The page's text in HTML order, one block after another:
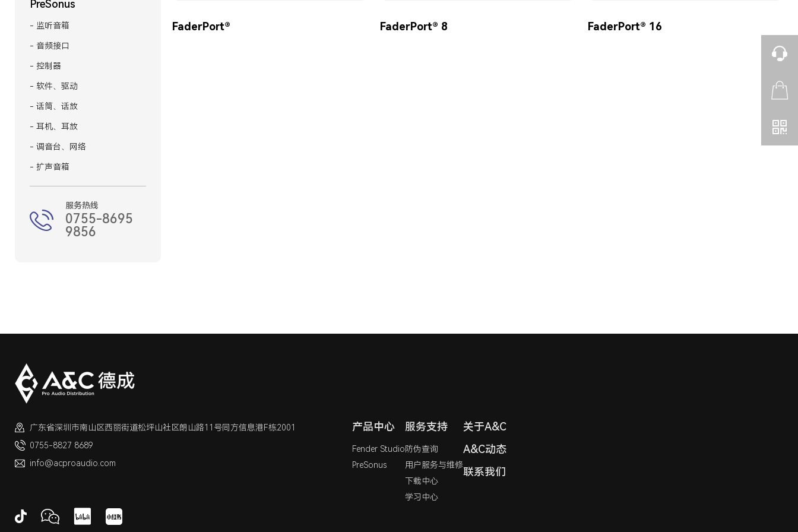
PreSonus
- 监听音箱
- 音频接口
- 控制器
- 软件、驱动
- 话筒、话放
- 耳机、耳放
- 调音台、网络
- 扩声音箱
服务热线
0755-8695
9856
FaderPort® FaderPort® 8 FaderPort® 16
广东省深圳市南山区西丽街道松坪山社区朗山路11号同方信息港F栋2001
0755-8827 8689
info@acproaudio.com
产品中心
Fender Studio
PreSonus
服务支持
防伪查询
用户服务与维修
下载中心
学习中心
关于A&C
A&C动态
联系我们